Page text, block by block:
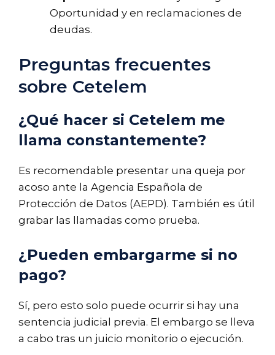
Oportunidad y en reclamaciones de
deudas.
Preguntas frecuentes
sobre Cetelem
¿Qué hacer si Cetelem me
llama constantemente?
Es recomendable presentar una queja por
acoso ante la Agencia Española de
Protección de Datos (AEPD). También es útil
grabar las llamadas como prueba.
¿Pueden embargarme si no
pago?
Sí, pero esto solo puede ocurrir si hay una
sentencia judicial previa. El embargo se lleva
a cabo tras un juicio monitorio o ejecución.